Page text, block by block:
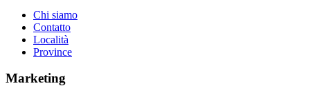
Chi siamo
Contatto
Località
Province
Marketing